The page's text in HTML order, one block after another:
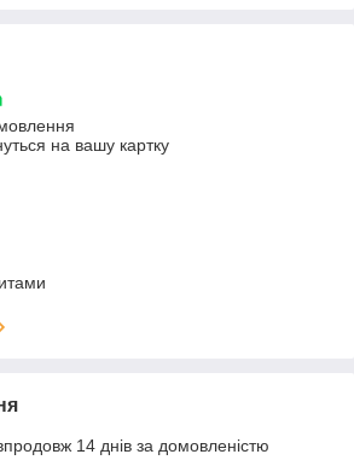
на вашу картку
14 днів за домовленістю